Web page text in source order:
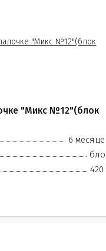
"Микс №12"(блок
6
420